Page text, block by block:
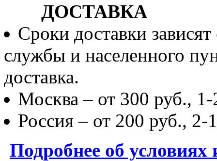
ДОСТАВКА
Сроки доставки
службы и населенного
доставка.
Москва – от 300 руб.,
Россия – от 200 руб., 2-
Подробнее об условиях